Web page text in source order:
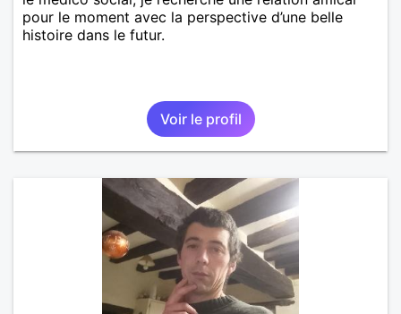
pour le moment avec la perspective d’une belle
histoire dans le futur.
Voir le profil